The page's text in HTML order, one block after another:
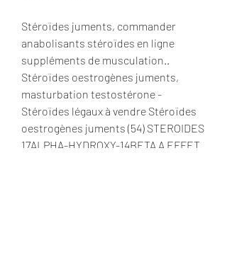
Stéroïdes juments, commander
anabolisants stéroïdes en ligne
suppléments de musculation..
Stéroïdes oestrogènes juments,
masturbation testostérone -
Stéroïdes légaux à vendre Stéroïdes
oestrogènes juments (54) STEROIDES
17ALPHA-HYDROXY-14BETA A EFFET